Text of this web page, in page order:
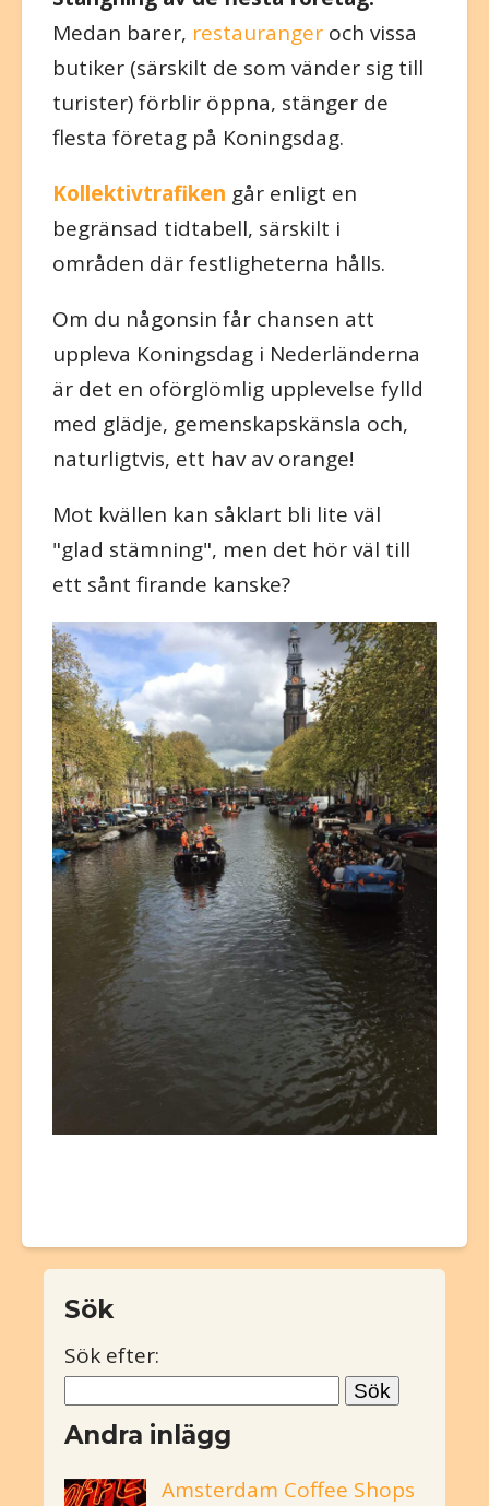
Medan barer, restauranger och vissa
butiker (särskilt de som vänder sig till
turister) förblir öppna, stänger de
flesta företag på Koningsdag.
Kollektivtrafiken går enligt en
begränsad tidtabell, särskilt i
områden där festligheterna hålls.
Om du någonsin får chansen att
uppleva Koningsdag i Nederländerna
är det en oförglömlig upplevelse fylld
med glädje, gemenskapskänsla och,
naturligtvis, ett hav av orange!
Mot kvällen kan såklart bli lite väl
"glad stämning", men det hör väl till
ett sånt firande kanske?
Sök
Sök efter:
Andra inlägg
Amsterdam Coffee Shops